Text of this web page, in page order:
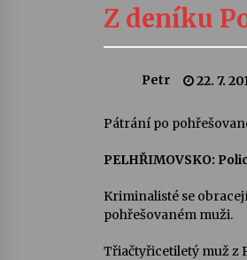
4. 8.
28.
Letní
22.
Želivě
Z deníku
Petr 22. 7.
Pátrání po
PELHŘIMOVSKO:
Kriminalisté se
pohřešovaném muži.
Třiačtyřicetiletý muž z